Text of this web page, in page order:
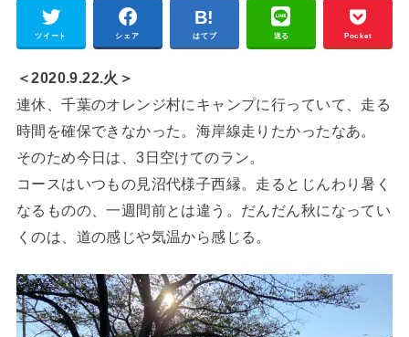
ツイート シェア はてブ 送る Pocket
＜2020.9.22.火＞
連休、千葉のオレンジ村にキャンプに行っていて、走る
時間を確保できなかった。海岸線走りたかったなあ。
そのため今日は、3日空けてのラン。
コースはいつもの見沼代様子西縁。走るとじんわり暑く
なるものの、一週間前とは違う。だんだん秋になってい
くのは、道の感じや気温から感じる。